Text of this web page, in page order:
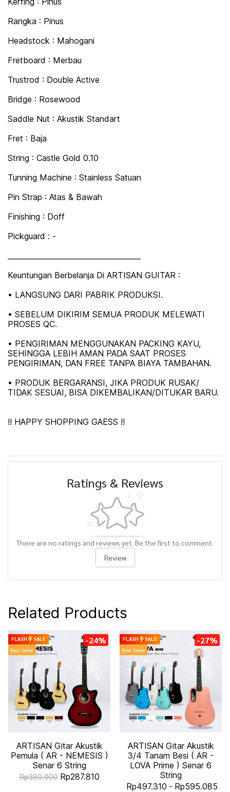
Rangka : Pinus
Headstock : Mahogani
Fretboard : Merbau
Trustrod : Double Active
Bridge : Rosewood
Saddle Nut : Akustik Standart
Fret : Baja
String : Castle Gold 0.10
Tunning Machine : Stainless Satuan
Pin Strap : Atas & Bawah
Finishing : Doff
Pickguard : -
Keuntungan Berbelanja Di ARTISAN GUITAR :
• LANGSUNG DARI PABRIK PRODUKSI.
• SEBELUM DIKIRIM SEMUA PRODUK MELEWATI
PROSES QC.
• PENGIRIMAN MENGGUNAKAN PACKING KAYU,
SEHINGGA LEBIH AMAN PADA SAAT PROSES
PENGIRIMAN, DAN FREE TANPA BIAYA TAMBAHAN.
• PRODUK BERGARANSI, JIKA PRODUK RUSAK/
TIDAK SESUAI, BISA DIKEMBALIKAN/DITUKAR BARU.
!! HAPPY SHOPPING GAESS !!
Ratings & Reviews
There are no ratings and reviews yet. Be the first to comment.
Review
Related Products
FLASH
SALE
Best Seller
-24%
ARTISAN Gitar Akustik
Pemula ( AR - NEMESIS )
Senar 6 String
Rp380.000 Rp287.810
FLASH
SALE
Best Seller
-27%
ARTISAN Gitar Akustik
3/4 Tanam Besi ( AR -
LOVA Prime ) Senar 6
String
Rp497.310 - Rp595.085